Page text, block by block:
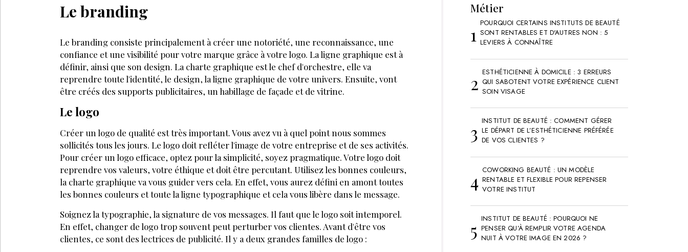
Le branding
Le branding consiste principalement à créer une notoriété, une reconnais­sance, une
confiance et une visibilité pour votre marque grâce à votre logo. La ligne graphique est à
définir, ainsi que son design. La charte graphique est le chef d'orchestre, elle va
reprendre toute l'identité, le design, la ligne graphique de votre univers. Ensuite, vont
être créés des supports publicitaires, un habillage de façade et de vitrine.
Le logo
Créer un logo de qualité est très impor­tant. Vous avez vu à quel point nous sommes
sollicités tous les jours. Le logo doit refléter l'image de votre entreprise et de ses activités.
Pour créer un logo efficace, optez pour la simplicité, soyez pragmatique. Votre logo doit
reprendre vos valeurs, votre éthique et doit être percutant. Utilisez les bonnes couleurs,
la charte graphique va vous guider vers cela. En effet, vous aurez défini en amont toutes
les bonnes couleurs et toute la ligne typographique et cela vous libère dans le message.
Soignez la typographie, la signature de vos messages. Il faut que le logo soit intemporel.
En effet, changer de logo trop souvent peut perturber vos clientes. Avant d'être vos
clientes, ce sont des lectrices de publici­té. Il y a deux grandes familles de logo :
Métier
POURQUOI CERTAINS INSTITUTS DE BEAUTÉ
SONT RENTABLES ET D'AUTRES NON : 5
LEVIERS À CONNAÎTRE
ESTHÉTICIENNE À DOMICILE : 3 ERREURS
QUI SABOTENT VOTRE EXPÉRIENCE CLIENT
SOIN VISAGE
INSTITUT DE BEAUTÉ : COMMENT GÉRER
LE DÉPART DE L’ESTHÉTICIENNE PRÉFÉRÉE
DE VOS CLIENTES ?
COWORKING BEAUTÉ : UN MODÈLE
RENTABLE ET FLEXIBLE POUR REPENSER
VOTRE INSTITUT
INSTITUT DE BEAUTÉ : POURQUOI NE
PENSER QU’À REMPLIR VOTRE AGENDA
NUIT À VOTRE IMAGE EN 2026 ?